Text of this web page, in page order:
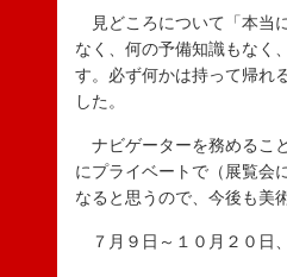
見どころについて「本当
なく、何の予備知識もなく
す。必ず何かは持って帰れ
した。
ナビゲーターを務めるこ
にプライベートで（展覧会
なると思うので、今後も美
７月９日～１０月２０日